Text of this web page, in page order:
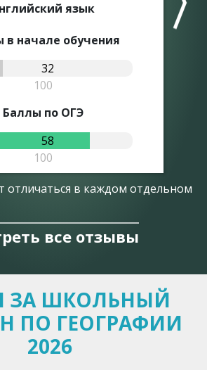
язык
в начале обучения
32
100
Баллы по ОГЭ
58
100
отличаться в каждом отдельном
все отзывы
ЗА ШКОЛЬНЫЙ
ПО ГЕОГРАФИИ
2026